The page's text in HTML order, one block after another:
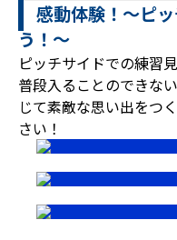
感動体験！～ピ
う！～
ピッチサイドでの練習
普段入ることのできな
じて素敵な思い出をつ
さい！